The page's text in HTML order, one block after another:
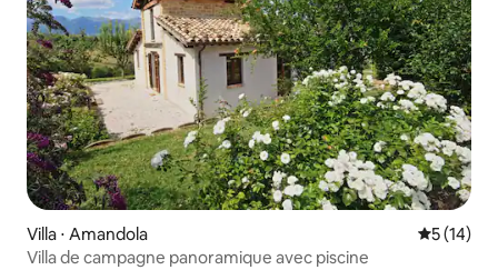
Villa ⋅ Amandola
5 (14)
Villa de campagne panoramique avec piscine